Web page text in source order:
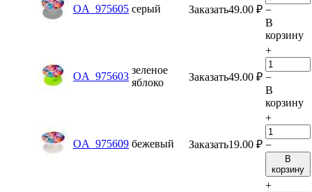
OA_975605 серый Заказать49.00 ₽ −
В
корзину
OA_975603
зеленое
яблоко
Заказать49.00 ₽
+
−
В
корзину
OA_975609 бежевый Заказать19.00 ₽
+
−
В
корзину
+